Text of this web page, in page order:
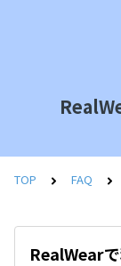
TOP FAQ
RealWear